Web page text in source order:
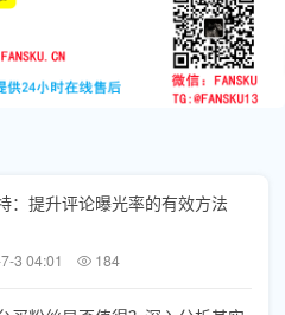
：提升评论曝光率的有效方法
3 04:01 184